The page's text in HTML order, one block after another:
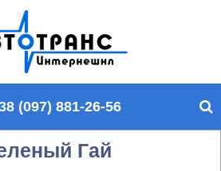
п
(097) 881-26-56
Гай